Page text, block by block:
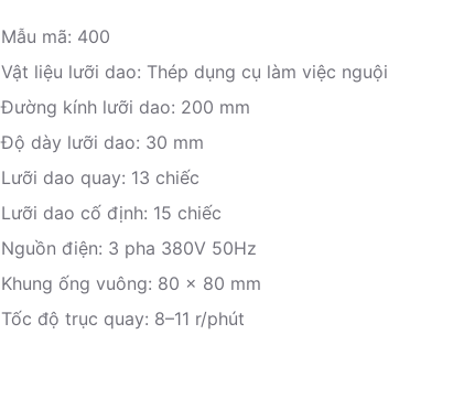
Mẫu mã: 400
Vật liệu lưỡi dao: Thép dụng cụ làm việc nguội
Đường kính lưỡi dao: 200 mm
Độ dày lưỡi dao: 30 mm
Lưỡi dao quay: 13 chiếc
Lưỡi dao cố định: 15 chiếc
Nguồn điện: 3 pha 380V 50Hz
Khung ống vuông: 80 × 80 mm
Tốc độ trục quay: 8–11 r/phút